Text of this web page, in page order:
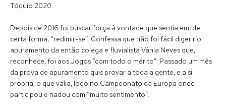
Tóquio 2020.
Depois de 2016 foi buscar força à vontade que sentia em, de
certa forma, “redimir-se”. Confessa que não foi fácil digerir o
apuramento da então colega e fluvialista Vânia Neves que,
reconhece, foi aos Jogos “com todo o mérito”. Passado um mês
da prova de apuramento quis provar a toda a gente, e a si
própria, o que valia, logo no Campeonato da Europa onde
participou e nadou com “muito sentimento”.